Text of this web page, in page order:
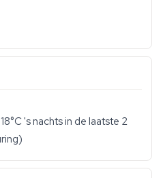
's nachts in de laatste 2